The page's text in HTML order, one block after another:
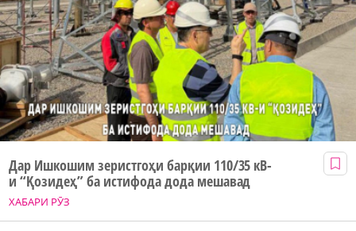
ХАБАРИ РӮЗ
Дар Ишкошим зеристгоҳи барқии 110/35 кВ-
и “Қозидеҳ” ба истифода дода мешавад